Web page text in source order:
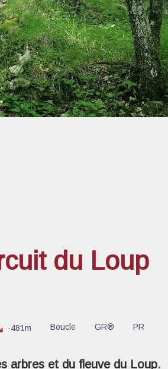
du Loup
-481m Boucle GR® PR
arbres et du fleuve du Loup.